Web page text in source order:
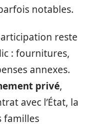
notables.
reste
: fournitures,
annexes.
privé,
avec l’État, la
familles